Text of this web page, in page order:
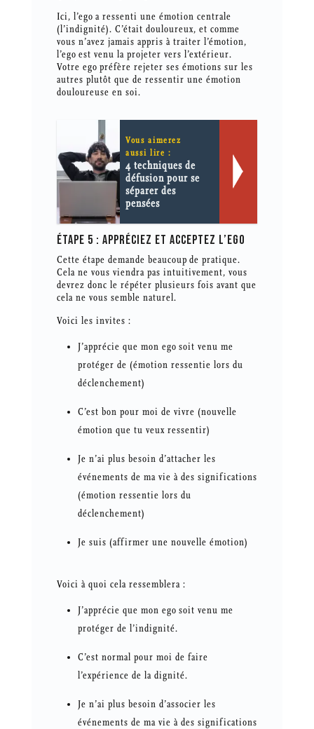
Ici, l’ego a ressenti une émotion centrale
(l’indignité). C’était douloureux, et comme
vous n’avez jamais appris à traiter l’émotion,
l’ego est venu la projeter vers l’extérieur.
Votre ego préfère rejeter ses émotions sur les
autres plutôt que de ressentir une émotion
douloureuse en soi.
Vous aimerez
aussi lire :
4 techniques de
défusion pour se
séparer des
pensées
ÉTAPE 5 : APPRÉCIEZ ET ACCEPTEZ L’EGO
Cette étape demande beaucoup de pratique.
Cela ne vous viendra pas intuitivement, vous
devrez donc le répéter plusieurs fois avant que
cela ne vous semble naturel.
Voici les invites :
J’apprécie que mon ego soit venu me
protéger de (émotion ressentie lors du
déclenchement)
C’est bon pour moi de vivre (nouvelle
émotion que tu veux ressentir)
Je n’ai plus besoin d’attacher les
événements de ma vie à des significations
(émotion ressentie lors du
déclenchement)
Je suis (affirmer une nouvelle émotion)
Voici à quoi cela ressemblera :
J’apprécie que mon ego soit venu me
protéger de l’indignité.
C’est normal pour moi de faire
l’expérience de la dignité.
Je n’ai plus besoin d’associer les
événements de ma vie à des significations